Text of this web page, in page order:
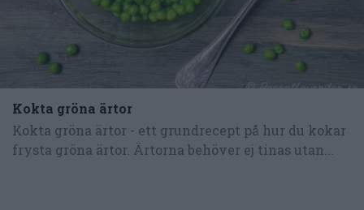
Kokta gröna ärtor
Kokta gröna ärtor - ett grundrecept på hur du kokar
frysta gröna ärtor. Ärtorna behöver ej tinas utan...